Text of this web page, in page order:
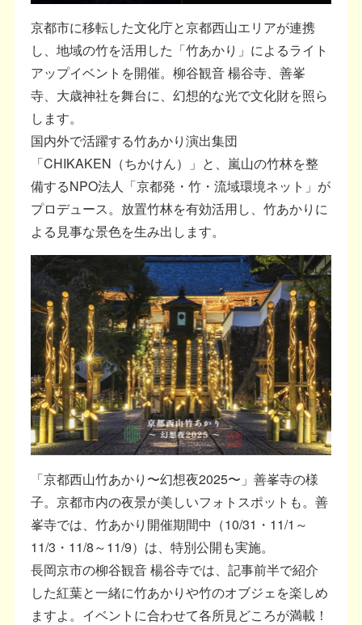
京都市に移転した文化庁と京都西山エリアが連携
し、地域の竹を活用した「竹あかり」によるライト
アップイベントを開催。柳谷観音 楊谷寺、善峯
寺、大歳神社を舞台に、幻想的な光で文化財を照ら
します。
国内外で活躍する竹あかり演出集団
「CHIKAKEN（ちかけん）」と、嵐山の竹林を整
備するNPO法人「京都発・竹・流域環境ネット」が
プロデュース。放置竹林を有効活用し、竹あかりに
よる見事な景色を生み出します。
「京都西山竹あかり〜幻想夜2025〜」善峯寺の様
子。京都市内の夜景が美しいフォトスポットも。善
峯寺では、竹あかり開催期間中（10/31・11/1～
11/3・11/8～11/9）は、特別公開も実施。
長岡京市の柳谷観音 楊谷寺では、記事前半で紹介
した紅葉と一緒に竹あかりや竹のオブジェを楽しめ
ますよ。イベントに合わせて各所見どころが満載！